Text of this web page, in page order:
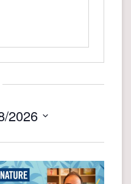
2026